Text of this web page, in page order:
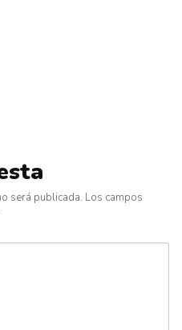
será publicada. Los campos